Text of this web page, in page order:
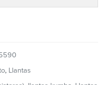
, Llantas